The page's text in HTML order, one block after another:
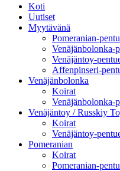
Koti
Uutiset
Myytävänä
Pomeranian-
Venäjänbolonka-
Venäjäntoy-
Affenpinseri-
Venäjänbolonka
Koirat
Venäjänbolonka-
Venäjäntoy / Russkiy
Koirat
Venäjäntoy-
Pomeranian
Koirat
Pomeranian-